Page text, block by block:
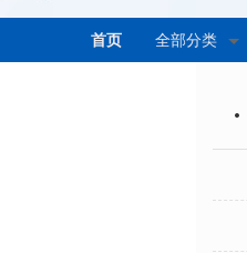
首页 全部分类